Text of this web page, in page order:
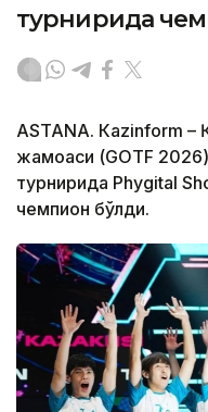
турнирида
ASTANА. Кazinform –
жамоаси (GOTF
турнирида Phygital
чемпион бўлди.